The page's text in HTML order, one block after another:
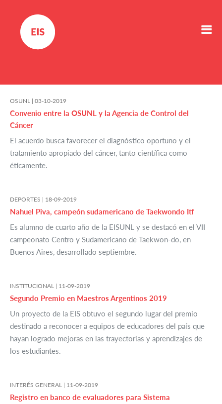
OSUNL | 03-10-2019
Convenio entre la OSUNL y la Agencia de Control del
Cáncer
El acuerdo busca favorecer el diagnóstico oportuno y el
tratamiento apropiado del cáncer, tanto científica como
éticamente.
DEPORTES | 18-09-2019
Nahuel Piva, campeón sudamericano de Taekwondo Itf
Es alumno de cuarto año de la EISUNL y se destacó en el VII
campeonato Centro y Sudamericano de Taekwon-do, en
Buenos Aires, desarrollado septiembre.
INSTITUCIONAL | 11-09-2019
Segundo Premio en Maestros Argentinos 2019
Un proyecto de la EIS obtuvo el segundo lugar del premio
destinado a reconocer a equipos de educadores del país que
hayan logrado mejoras en las trayectorias y aprendizajes de
los estudiantes.
INTERÉS GENERAL | 11-09-2019
Registro en banco de evaluadores para Sistema